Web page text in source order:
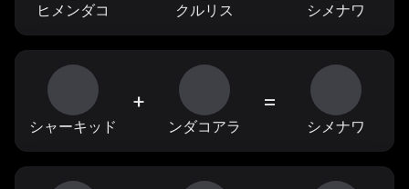
ヒメンダコ クルリス シメナワ
シャーキッド
+
ンダコアラ
=
シメナワ